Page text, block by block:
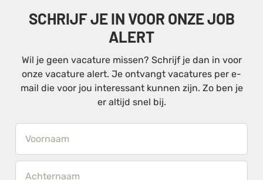
SCHRIJF JE IN VOOR ONZE JOB
ALERT
Wil je geen vacature missen? Schrijf je dan in voor
onze vacature alert. Je ontvangt vacatures per e-
mail die voor jou interessant kunnen zijn. Zo ben je
er altijd snel bij.